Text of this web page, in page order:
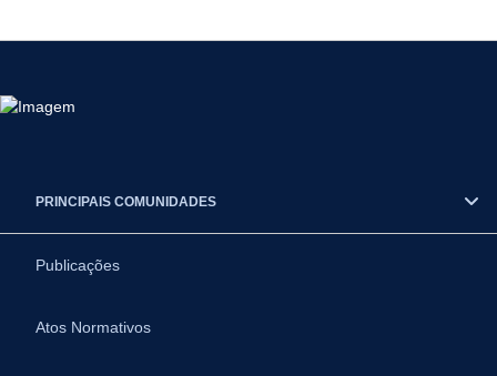
PRINCIPAIS COMUNIDADES
Publicações
Atos Normativos